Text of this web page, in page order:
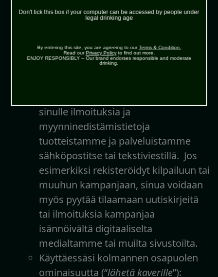
käytäntöjemme muutoksista ja muista
tällaisista muutoksista).
markkinointitietoja antamasi
suostumuksen perusteella
sinulle ilmoituksia ja
myynninedistämistietoja
tuotteistamme ja palveluistamme
sähköpostitse tai tekstiviestillä. Jos
esimerkiksi rekisteröidyt kilpailuun tai
muuhun kampanjaan, sinua voidaan
myös pyytää tilaamaan uutiskirjeitä
tai ilmoituksia kampanjaa
isännöivältä digitaaliselta
medialtamme tai muilta sivustoilta.
Käyttäessäsi kolmannen osapuolen
ominaisuutta (“lähetä kaverille”):
Don't tick this box if your computer can be accessed by people under
legal drinking age
By entering this site, you are agreeing to ourTerms & Condition.
Read our Privacy Policyto find out more.
ENJOY RESPONSIBLY – Our brand endorses responsible and moderate
drinking.